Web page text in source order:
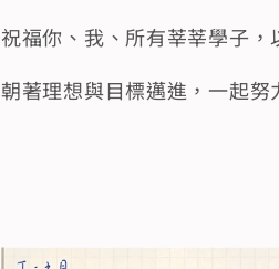
祝福你、我、所有莘莘學子
朝著理想與目標邁進，一起努